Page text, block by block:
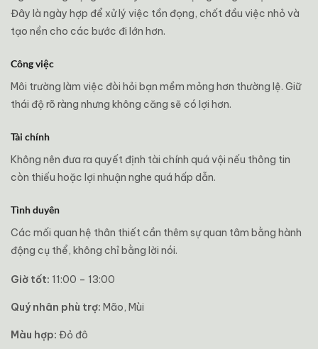
Đây là ngày hợp để xử lý việc tồn đọng, chốt đầu việc nhỏ và
tạo nền cho các bước đi lớn hơn.
Công việc
Môi trường làm việc đòi hỏi bạn mềm mỏng hơn thường lệ. Giữ
thái độ rõ ràng nhưng không căng sẽ có lợi hơn.
Tài chính
Không nên đưa ra quyết định tài chính quá vội nếu thông tin
còn thiếu hoặc lợi nhuận nghe quá hấp dẫn.
Tình duyên
Các mối quan hệ thân thiết cần thêm sự quan tâm bằng hành
động cụ thể, không chỉ bằng lời nói.
Giờ tốt: 11:00 – 13:00
Quý nhân phù trợ: Mão, Mùi
Màu hợp: Đỏ đô